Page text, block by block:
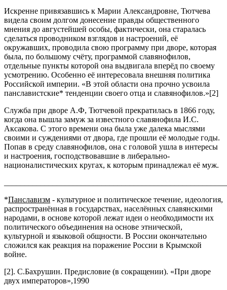
Искренне привязавшись к Марии Александровне, Тютчева
видела своим долгом донесение правды общественного
мнения до августейшей особы, фактически, она старалась
сделаться проводником взглядов и настроений, её
окружавших, проводила свою программу при дворе, которая
была, по большому счёту, программой славянофилов,
отдельные пункты которой она выдвигала вперёд по своему
усмотрению. Особенно её интересовала внешняя политика
Российской империи. «В этой области она прочно усвоила
панславистские* тенденции своего отца и славянофилов.»[2]
Служба при дворе А.Ф, Тютчевой прекратилась в 1866 году,
когда она вышла замуж за известного славянофила И.С.
Аксакова. С этого времени она была уже далека мыслями
своими и суждениями от двора, где прошли её молодые годы.
Попав в среду славянофилов, она с головой ушла в интересы
и настроения, господствовавшие в либерально-
националистических кругах, к которым принадлежал её муж.
*Панславизм - культурное и политическое течение, идеология,
распространённая в государствах, населённых славянскими
народами, в основе которой лежат идеи о необходимости их
политического объединения на основе этнической,
культурной и языковой общности. В России окончательно
сложился как реакция на поражение России в Крымской
войне.
[2]. С.Бахрушин. Предисловие (в сокращении). «При дворе
двух императоров»,1990